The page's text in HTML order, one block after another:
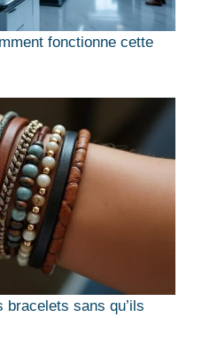
fonctionne cette
sans qu’ils